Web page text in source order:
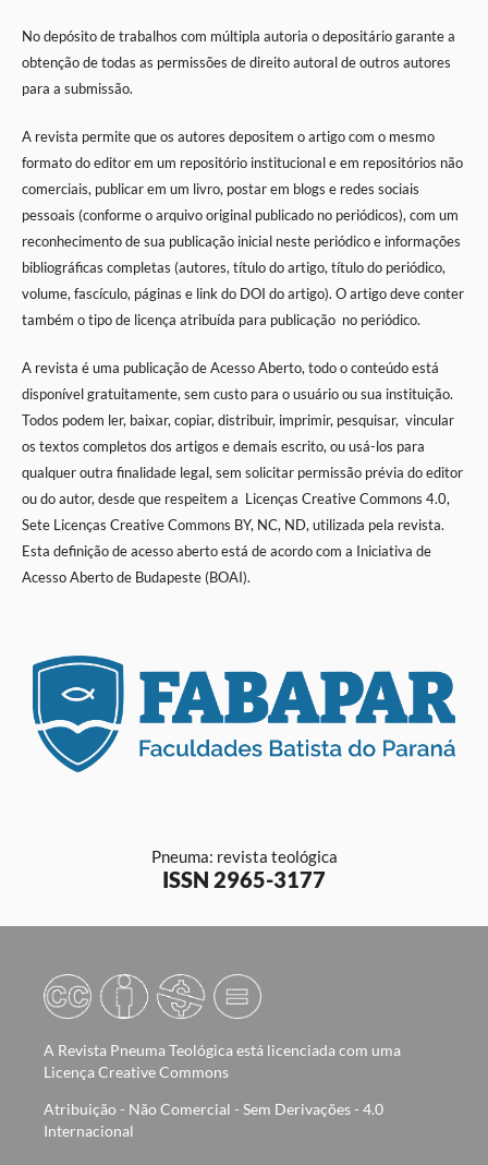
No depósito de trabalhos com múltipla autoria o depositário garante a
obtenção de todas as permissões de direito autoral de outros autores
para a submissão.
A revista permite que os autores depositem o artigo com o mesmo
formato do editor em um repositório institucional e em repositórios não
comerciais, publicar em um livro, postar em blogs e redes sociais
pessoais (conforme o arquivo original publicado no periódicos), com um
reconhecimento de sua publicação inicial neste periódico e informações
bibliográficas completas (autores, título do artigo, título do periódico,
volume, fascículo, páginas e link do DOI do artigo). O artigo deve conter
também o tipo de licença atribuída para publicação no periódico.
A revista é uma publicação de Acesso Aberto, todo o conteúdo está
disponível gratuitamente, sem custo para o usuário ou sua instituição.
Todos podem ler, baixar, copiar, distribuir, imprimir, pesquisar, vincular
os textos completos dos artigos e demais escrito, ou usá-los para
qualquer outra finalidade legal, sem solicitar permissão prévia do editor
ou do autor, desde que respeitem a Licenças Creative Commons 4.0,
Sete Licenças Creative Commons BY, NC, ND, utilizada pela revista.
Esta definição de acesso aberto está de acordo com a Iniciativa de
Acesso Aberto de Budapeste (BOAI).
Pneuma: revista teológica
ISSN 2965-3177
A Revista Pneuma Teológica está licenciada com uma
Licença Creative Commons
Atribuição - Não Comercial - Sem Derivações - 4.0
Internacional